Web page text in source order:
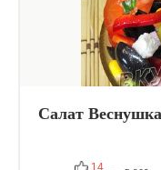
Салат Веснушка
14